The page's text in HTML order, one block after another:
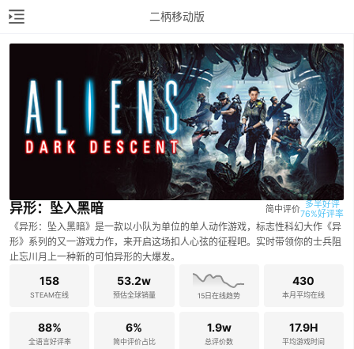
二柄移动版
异形：坠入黑暗 简中评价
多半好评
76%好评率
《异形：坠入黑暗》是一款以小队为单位的单人动作游戏，标志性科幻大作《异
形》系列的又一游戏力作，来开启这场扣人心弦的征程吧。实时带领你的士兵阻
止忘川月上一种新的可怕异形的大爆发。
158
STEAM在线
53.2w
预估全球销量 15日在线趋势
430
本月平均在线
88%
全语言好评率
6%
简中评价占比
1.9w
总评价数
17.9H
平均游戏时间